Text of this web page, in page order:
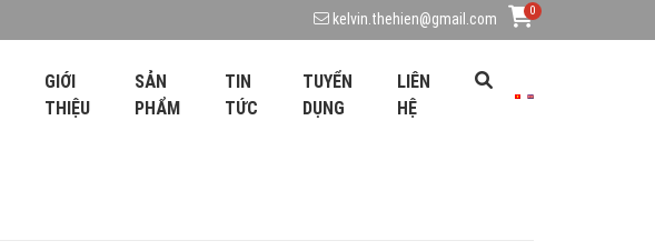
kelvin.thehien@gmail.com 0
GIỚI
THIỆU
SẢN
PHẨM
TIN
TỨC
TUYỂN
DỤNG
LIÊN
HỆ